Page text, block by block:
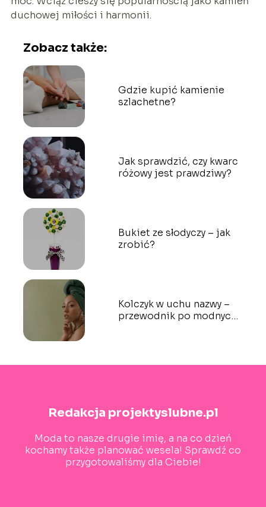
duchowej miłości i harmonii.
Zobacz także:
Gdzie kupić kamienie
szlachetne?
Jak sprawdzić, czy kwarc
różowy jest prawdziwy?
Bukiet ze słodyczy – jak
zrobić?
Kolczyk w uchu nazwy –
przewodnik po modnych i
Redakcja projektyslubne.pl
Moda to nasze drugie imię, a na co dzień
kochamy także planować wesela! Sprawdź co
przygotowaliśmy dla Ciebie!